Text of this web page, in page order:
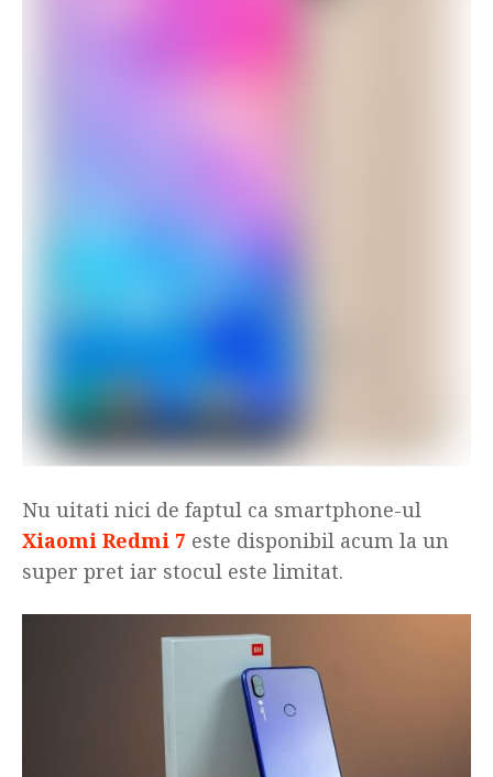
Nu uitati nici de faptul ca smartphone-ul
Xiaomi Redmi 7 este disponibil acum la un
super pret iar stocul este limitat.